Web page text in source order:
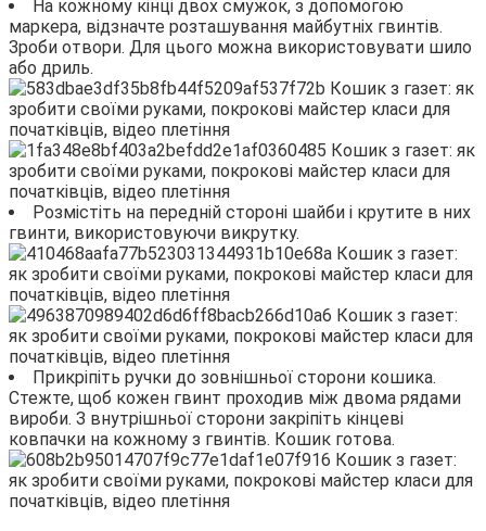
На кожному кінці двох смужок, з допомогою
маркера, відзначте розташування майбутніх гвинтів.
Зроби отвори. Для цього можна використовувати шило
або дриль.
Розмістіть на передній стороні шайби і крутите в них
гвинти, використовуючи викрутку.
Прикріпіть ручки до зовнішньої сторони кошика.
Стежте, щоб кожен гвинт проходив між двома рядами
вироби. З внутрішньої сторони закріпіть кінцеві
ковпачки на кожному з гвинтів. Кошик готова.